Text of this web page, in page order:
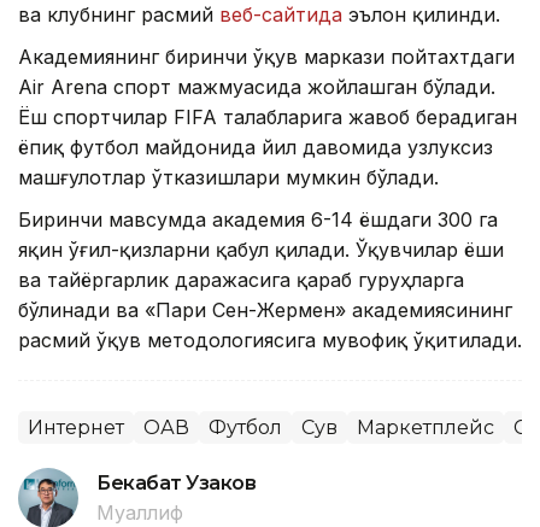
ва клубнинг расмий веб-сайтида эълон қилинди.
Академиянинг биринчи ўқув маркази пойтахтдаги
Air Arena спорт мажмуасида жойлашган бўлади.
Ёш спортчилар FIFA талабларига жавоб берадиган
ёпиқ футбол майдонида йил давомида узлуксиз
машғулотлар ўтказишлари мумкин бўлади.
Биринчи мавсумда академия 6-14 ёшдаги 300 га
яқин ўғил-қизларни қабул қилади. Ўқувчилар ёши
ва тайёргарлик даражасига қараб гуруҳларга
бўлинади ва «Пари Сен-Жермен» академиясининг
расмий ўқув методологиясига мувофиқ ўқитилади.
Интернет ОАВ Футбол Сув Маркетплейс
Бекабат Узаков
Муаллиф